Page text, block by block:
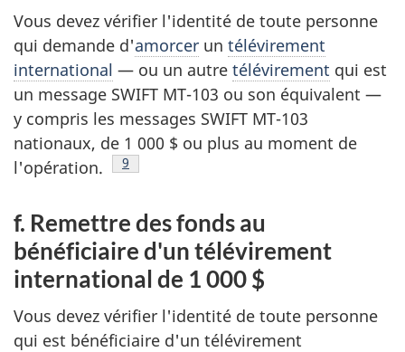
Vous devez vérifier l'identité de toute personne
qui demande d'amorcer un télévirement
international — ou un autre télévirement qui est
un message SWIFT MT-103 ou son équivalent —
y compris les messages SWIFT MT-103
nationaux, de 1 000 $ ou plus au moment de
l'opération.
Note de bas de page
9
f. Remettre des fonds au
bénéficiaire d'un télévirement
international de 1 000 $
Vous devez vérifier l'identité de toute personne
qui est bénéficiaire d'un télévirement